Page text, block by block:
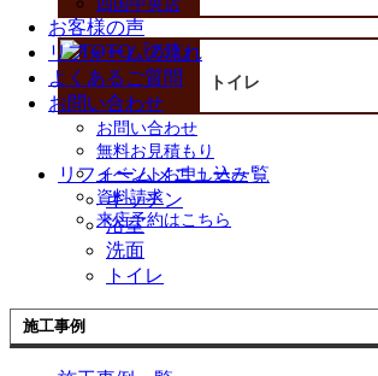
四国中央店
お客様の声
リフォームの流れ
よくあるご質問
お問い合わせ
お問い合わせ
無料お見積もり
イベントお申し込み
資料請求
来店予約はこちら
トイレ
リフォームメニュー一覧
キッチン
浴室
洗面
トイレ
施工事例